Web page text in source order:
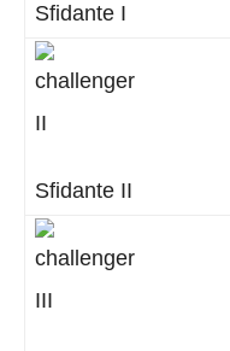
Sfidante I
Sfidante II